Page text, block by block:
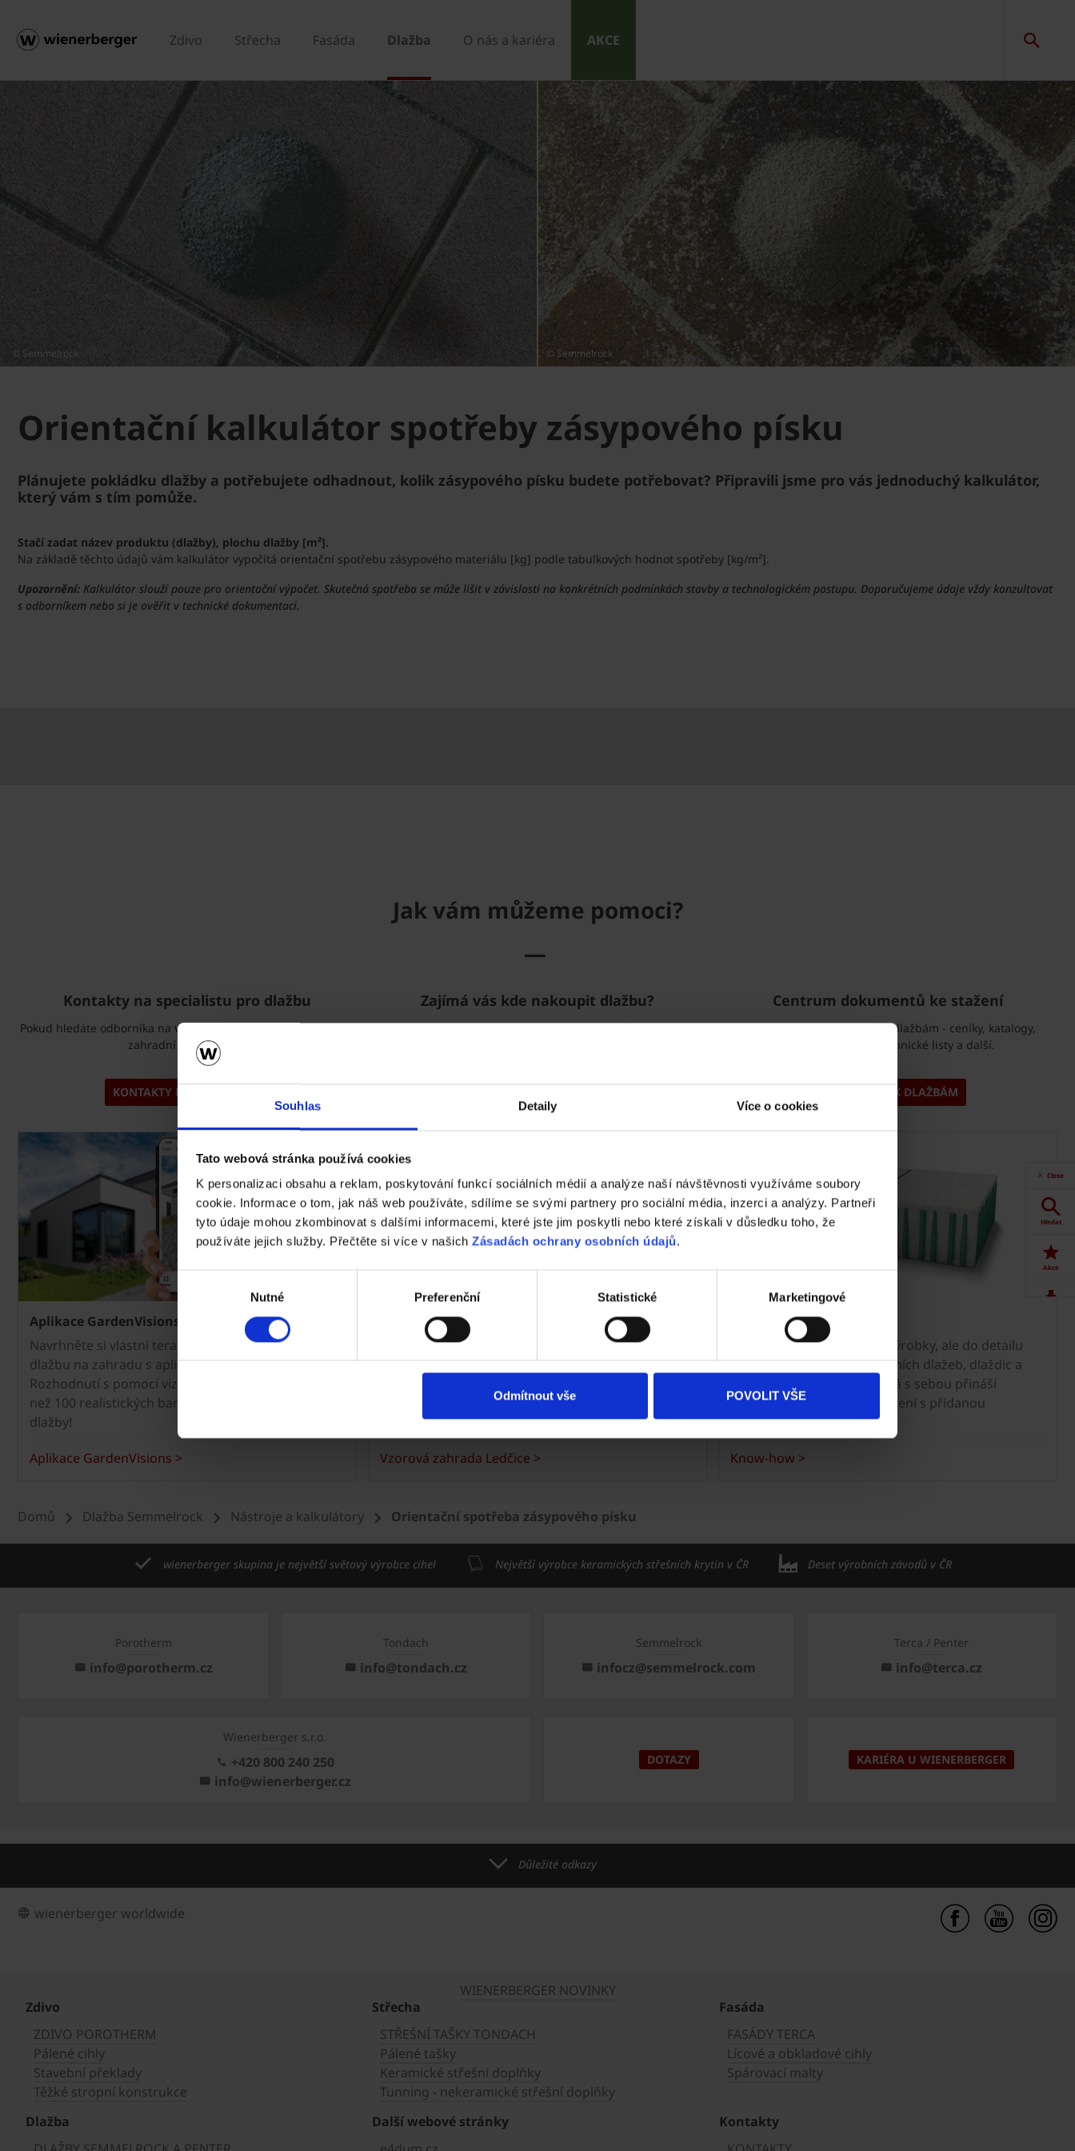
Souhlas Detaily Více o cookies
Tato webová stránka používá cookies
K personalizaci obsahu a reklam, poskytování funkcí sociálních médií a analýze naší návštěvnosti využíváme soubory
cookie. Informace o tom, jak náš web používáte, sdílíme se svými partnery pro sociální média, inzerci a analýzy. Partneři
tyto údaje mohou zkombinovat s dalšími informacemi, které jste jim poskytli nebo které získali v důsledku toho, že
používáte jejich služby. Přečtěte si více v našich Zásadách ochrany osobních údajů.
souhlasu
Nutné Preferenční Statistické Marketingové
Odmítnout vše POVOLIT VŠE
Zdivo Střecha Fasáda Dlažba O nás a kariéra AKCE
© Semmelrock © Semmelrock
Orientační kalkulátor spotřeby zásypového písku
Plánujete pokládku dlažby a potřebujete odhadnout, kolik zásypového písku budete potřebovat? Připravili jsme pro vás jednoduchý kalkulátor,
který vám s tím pomůže.
Stačí zadat název produktu (dlažby), plochu dlažby [m²].
Na základě těchto údajů vám kalkulátor vypočítá orientační spotřebu zásypového materiálu [kg] podle tabulkových hodnot spotřeby [kg/m²].
Upozornění: Kalkulátor slouží pouze pro orientační výpočet. Skutečná spotřeba se může lišit v závislosti na konkrétních podmínkách stavby a technologickém postupu. Doporučujeme údaje vždy konzultovat
s odborníkem nebo si je ověřit v technické dokumentaci.
Jak vám můžeme pomoci?
—
Kontakty na specialistu pro dlažbu
Pokud hledáte odborníka na venkovní dlažbu, dlaždice a prvky
zahradní architektury.
KONTAKTY NA ODBORNÍKY
Zajímá vás kde nakoupit dlažbu?
Pokračujte na prodejní síť stavebnin, partnerů se vzorovou
Centrum dokumentů ke stažení
Prohlédněte si dokumenty k dlažbám - ceníky, katalogy,
vzorové pokládky, technické listy a další.
DOKUMENTY K DLAŽBÁM
Aplikace GardenVisions
Navrhněte si vlastní terasu, příjezdovou cestu nebo
dlažbu na zahradu s aplikací GardenVisions!
Rozhodnutí s pomocí vizualizace nebylo snazší. Více
než 100 realistických barev, formátů a povrchů
dlažby!
Aplikace GardenVisions >
Vzorová zahrada Ledčice
Uvažujete o rekonstrukci střechy vašeho domu?
Máme pro vás řešení. Pomocí 3D vizualizace vám
reálu. Budete si ji moci představit. Jsme jediní na
českém trhu střešních tašek, kdo tuto službu nabízí.
Vzorová zahrada Ledčice >
Know-how
Nenabízíme jen betonové výrobky, ale do detailu
promyšlený systém venkovních dlažeb, dlaždic a
zahradní architekturu, která s sebou přináší
inteligentní a komplexní řešení s přidanou
hodnotou.
Know-how >
Close
Hledat
Akce
Domů Dlažba Semmelrock Nástroje a kalkulátory Orientační spotřeba zásypového písku
wienerberger skupina je největší světový výrobce cihel Největší výrobce keramických střešních krytin v ČR Deset výrobních závodů v ČR
Porotherm
info@porotherm.cz
Tondach
info@tondach.cz
Semmelrock
infocz@semmelrock.com
Terca / Penter
info@terca.cz
Wienerberger s.r.o.
+420 800 240 250
info@wienerberger.cz
DOTAZY KARIÉRA U WIENERBERGER
Důležité odkazy
wienerberger worldwide
WIENERBERGER NOVINKY
Zdivo
ZDIVO POROTHERM
Pálené cihly
Stavební překlady
Těžké stropní konstrukce
Střecha
STŘEŠNÍ TAŠKY TONDACH
Pálené tašky
Keramické střešní doplňky
Tunning - nekeramické střešní doplňky
Fasáda
FASÁDY TERCA
Lícové a obkladové cihly
Spárovací malty
Dlažba
Další webové stránky
Kontakty